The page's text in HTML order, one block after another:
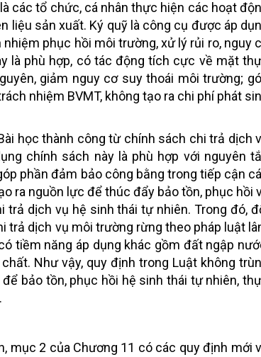
các tổ chức, cá nhân thực hiện các hoạt
liệu sản xuất. Ký quỹ là công cụ được áp
phục hồi môi trường, xử lý rủi ro, nguy
là phù hợp, có tác động tích cực về mặt
giảm nguy cơ suy thoái môi trường;
nhiệm BVMT, không tạo ra chi phí phát
học thành công từ chính sách chi trả dịch
chính sách này là phù hợp với nguyên
phần đảm bảo công bằng trong tiếp cận
ra nguồn lực để thúc đẩy bảo tồn, phục hồi
trả dịch vụ hệ sinh thái tự nhiên. Trong đó,
trả dịch vụ môi trường rừng theo pháp luật
tiềm năng áp dụng khác gồm đất ngập
Như vậy, quy định trong Luật không
bảo tồn, phục hồi hệ sinh thái tự nhiên,
mục 2 của Chương 11 có các quy định mới